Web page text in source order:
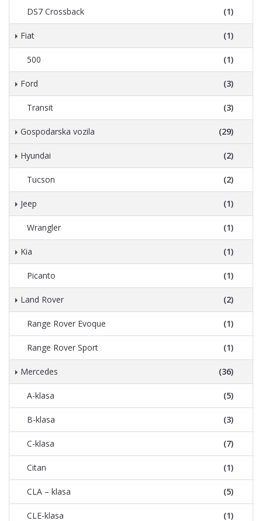
DS7 Crossback (1)
Fiat (1)
500 (1)
Ford (3)
Transit (3)
Gospodarska vozila (29)
Hyundai (2)
Tucson (2)
Jeep (1)
Wrangler (1)
Kia (1)
Picanto (1)
Land Rover (2)
Range Rover Evoque (1)
Range Rover Sport (1)
Mercedes (36)
A-klasa (5)
B-klasa (3)
C-klasa (7)
Citan (1)
CLA – klasa (5)
CLE-klasa (1)